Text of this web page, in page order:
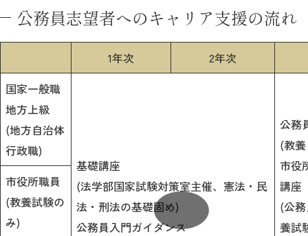
公務員志望者へのキャリア支援の流れ
1年次
2年次
国家一般職
地方上級
(地方自治体
行政職)
基礎講座
(法学部国家試験対策室主催、憲法・民
法・刑法の基礎固め)
公務員入門ガイダンス
公務
(教
市役
講座
(公
養試
市役所職員
(教養試験の
み)